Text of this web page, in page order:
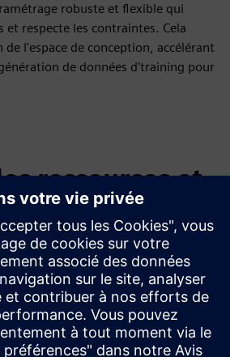
robuste et flexible qui
et respecte les contraintes. Cela
l'espace de conception, accélérant
de données d'training pour
ressources et
connexes
et ressources